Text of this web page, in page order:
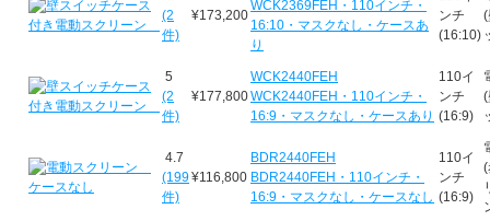
(2
件)
¥173,200
WCK2369FEH・110インチ・
16:10・マスクなし・ケースあ
り
ンチ
(16:10)
(
5
(2
件)
¥177,800
WCK2440FEH
WCK2440FEH・110インチ・
16:9・マスクなし・ケースあり
110イ
ンチ
(16:9)
(
4.7
(199
件)
¥116,800
BDR2440FEH
BDR2440FEH・110インチ・
16:9・マスクなし・ケースなし
110イ
ンチ
(16:9)
(